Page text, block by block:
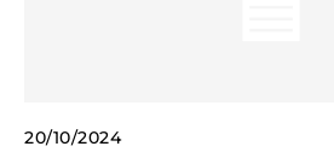
20/10/2024